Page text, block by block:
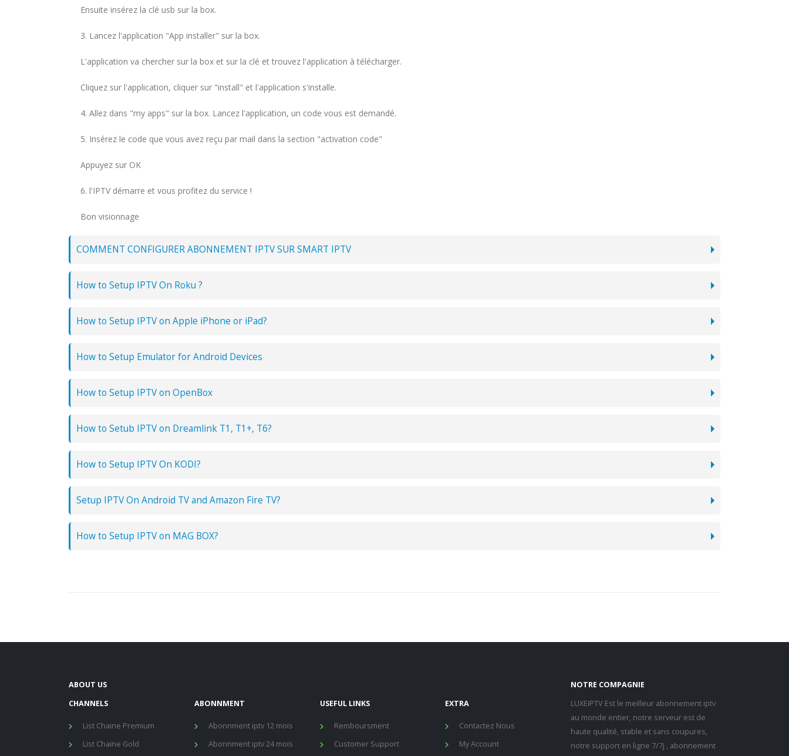
Ensuite insérez la clé usb sur la box.
3. Lancez l'application "App installer" sur la box.
L'application va chercher sur la box et sur la clé et trouvez l'application à télécharger.
Cliquez sur l'application, cliquer sur "install" et l'application s'installe.
4. Allez dans "my apps" sur la box. Lancez l'application, un code vous est demandé.
5. Insérez le code que vous avez reçu par mail dans la section "activation code"
Appuyez sur OK
6. l'IPTV démarre et vous profitez du service !
Bon visionnage
COMMENT CONFIGURER ABONNEMENT IPTV SUR SMART IPTV
How to Setup IPTV On Roku ?
How to Setup IPTV on Apple iPhone or iPad?
How to Setup Emulator for Android Devices
How to Setup IPTV on OpenBox
How to Setub IPTV on Dreamlink T1, T1+, T6?
How to Setup IPTV On KODI?
Setup IPTV On Android TV and Amazon Fire TV?
How to Setup IPTV on MAG BOX?
ABOUT US
CHANNELS
List Chaine Premium
List Chaine Gold
ABONNMENT
Abonnment iptv 12 mois
Abonnment iptv 24 mois
USEFUL LINKS
Remboursment
Customer Support
EXTRA
Contactez Nous
My Account
NOTRE COMPAGNIE
LUXEIPTV Est le meilleur abonnement iptv
au monde entier, notre serveur est de
haute qualité, stable et sans coupures,
notre support en ligne 7/7j , abonnement